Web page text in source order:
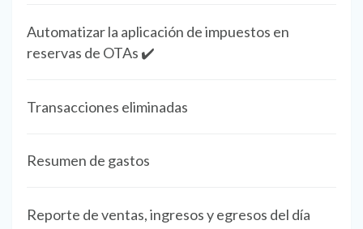
Automatizar la aplicación de impuestos en
reservas de OTAs ✔️
Transacciones eliminadas
Resumen de gastos
Reporte de ventas, ingresos y egresos del día